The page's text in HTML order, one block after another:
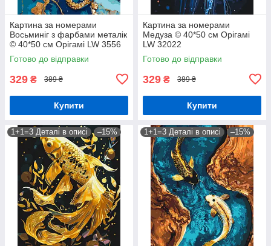
Картина за номерами
Восьминіг з фарбами металік
© 40*50 см Орігамі LW 3556
Готово до відправки
329 ₴ 389 ₴
Купити
Картина за номерами
Медуза © 40*50 см Орігамі
LW 32022
Готово до відправки
329 ₴ 389 ₴
Купити
1+1=3 Деталі в описі –15% 1+1=3 Деталі в описі –15%